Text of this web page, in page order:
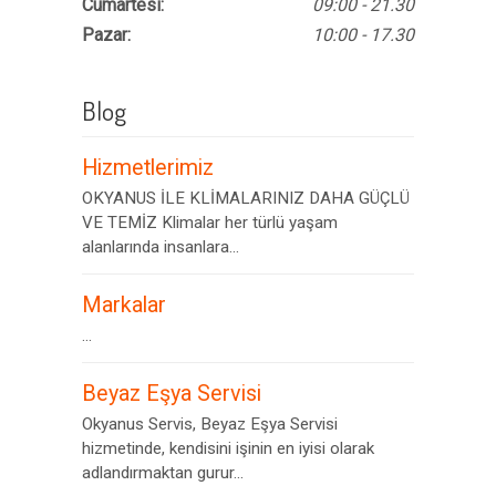
Cumartesi:
Pazar:
09:00 - 21.30
10:00 - 17.30
Blog
Hizmetlerimiz
OKYANUS İLE KLİMALARINIZ DAHA GÜÇLÜ
VE TEMİZ Klimalar her türlü yaşam
alanlarında insanlara...
Markalar
...
Beyaz Eşya Servisi
Okyanus Servis, Beyaz Eşya Servisi
hizmetinde, kendisini işinin en iyisi olarak
adlandırmaktan gurur...